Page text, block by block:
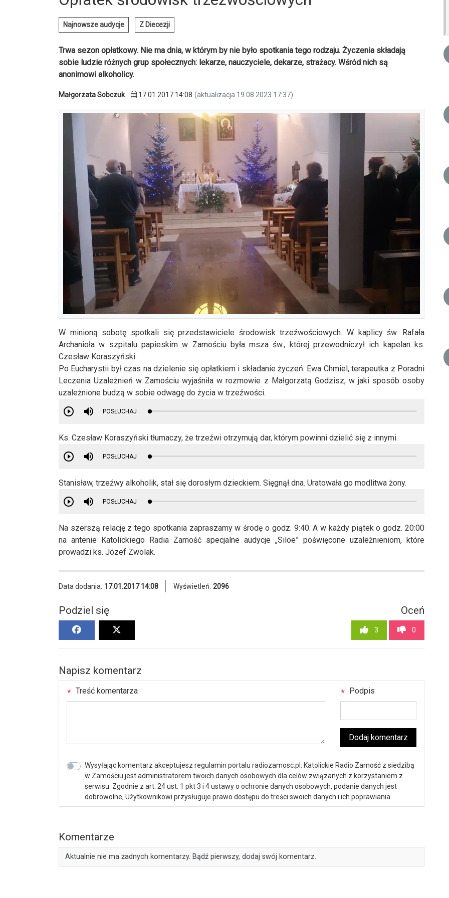
Najnowsze audycje Z Diecezji
Trwa sezon opłatkowy. Nie ma dnia, w którym by nie było spotkania tego rodzaju. Życzenia składają
sobie ludzie różnych grup społecznych: lekarze, nauczyciele, dekarze, strażacy. Wśród nich są
anonimowi alkoholicy.
Małgorzata Sobczuk 17.01.2017 14:08 (aktualizacja 19.08.2023 17:37)
W minioną sobotę spotkali się przedstawiciele środowisk trzeźwościowych. W kaplicy św. Rafała
Archanioła w szpitalu papieskim w Zamościu była msza św., której przewodniczył ich kapelan ks.
Czesław Koraszyński.
Po Eucharystii był czas na dzielenie się opłatkiem i składanie życzeń. Ewa Chmiel, terapeutka z Poradni
Leczenia Uzależnień w Zamościu wyjaśniła w rozmowie z Małgorzatą Godzisz, w jaki sposób osoby
uzależnione budzą w sobie odwagę do życia w trzeźwości.
POSŁUCHAJ
Ks. Czesław Koraszyński tłumaczy, że trzeźwi otrzymują dar, którym powinni dzielić się z innymi.
POSŁUCHAJ
Stanisław, trzeźwy alkoholik, stał się dorosłym dzieckiem. Sięgnął dna. Uratowała go modlitwa żony.
POSŁUCHAJ
Na szerszą relację z tego spotkania zapraszamy w środę o godz. 9:40. A w każdy piątek o godz. 20:00
na antenie Katolickiego Radia Zamość specjalne audycje „Siloe” poświęcone uzależnieniom, które
prowadzi ks. Józef Zwolak.
Data dodania: 17.01.2017 14:08 Wyświetleń: 2096
Podziel się Oceń
3 0
Napisz komentarz
Treść komentarza Podpis
Dodaj komentarz
Wysyłając komentarz akceptujesz regulamin portalu radiozamosc.pl. Katolickie Radio Zamość z siedzibą
w Zamościu jest administratorem twoich danych osobowych dla celów związanych z korzystaniem z
serwisu. Zgodnie z art. 24 ust. 1 pkt 3 i 4 ustawy o ochronie danych osobowych, podanie danych jest
dobrowolne, Użytkownikowi przysługuje prawo dostępu do treści swoich danych i ich poprawiania.
Komentarze
Aktualnie nie ma żadnych komentarzy. Bądź pierwszy, dodaj swój komentarz.